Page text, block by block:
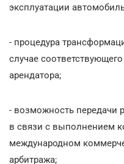
эксплуатации
- процедура
случае
арендатора;
- возможность передачи
в связи с выполнением
международном
арбитража;